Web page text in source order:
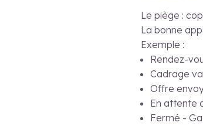
Le piège :
La bonne
Exemple :
Rendez-
Cadrage
Offre
En attente
Fermé -